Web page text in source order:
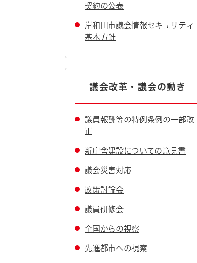
契約の公表
岸和田市議会情報セキュリティ
基本方針
議会改革・議会の動き
議員報酬等の特例条例の一部改
正
新庁舎建設についての意見書
議会災害対応
政策討論会
議員研修会
全国からの視察
先進都市への視察